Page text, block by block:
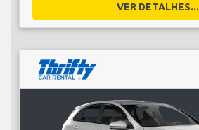
VER DETALHES...